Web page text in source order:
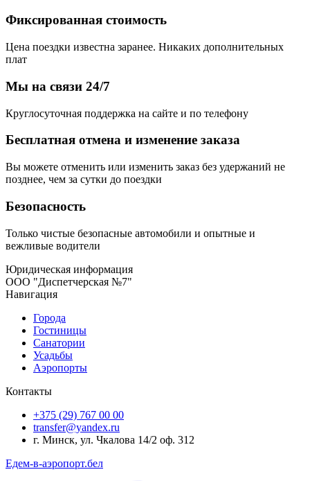
Фиксированная стоимость
Цена поездки известна заранее. Никаких дополнительных
плат
Мы на связи 24/7
Круглосуточная поддержка на сайте и по телефону
Бесплатная отмена и изменение заказа
Вы можете отменить или изменить заказ без удержаний не
позднее, чем за сутки до поездки
Безопасность
Только чистые безопасные автомобили и опытные и
вежливые водители
Юридическая информация
ООО "Диспетчерская №7"
Навигация
Города
Гостиницы
Санатории
Усадьбы
Аэропорты
Контакты
+375 (29) 767 00 00
transfer@yandex.ru
г. Минск, ул. Чкалова 14/2 оф. 312
Едем-в-аэропорт.бел